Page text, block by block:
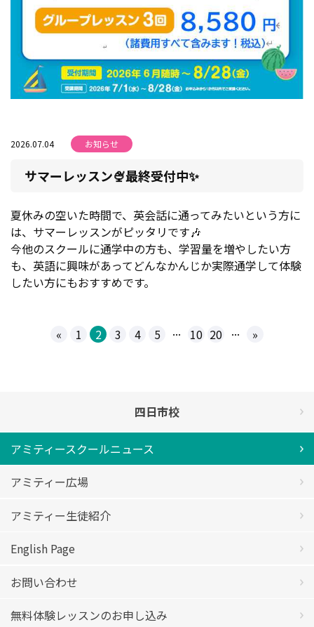
2026.07.04 お知らせ
サマーレッスン🍨最終受付中✨
夏休みの空いた時間で、英会話に通ってみたいという方に
は、サマーレッスンがピッタリです🎶
今他のスクールに通学中の方も、学習量を増やしたい方
も、英語に興味があってどんなかんじか実際通学して体験
したい方にもおすすめです。
« 1 2 3 4 5 ... 10 20 ... »
四日市校
アミティースクールニュース
アミティー広場
アミティー生徒紹介
English Page
お問い合わせ
無料体験レッスンのお申し込み